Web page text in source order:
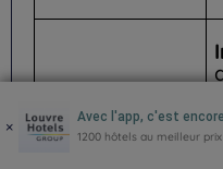
× Avec l'app, c'est
1200 hôtels au meilleur prix